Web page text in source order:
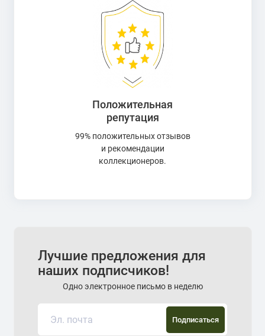
Положительная
репутация
99% положительных отзывов
и рекомендации
коллекционеров.
Лучшие предложения для
наших подписчиков!
Одно электронное письмо в неделю
Подписаться